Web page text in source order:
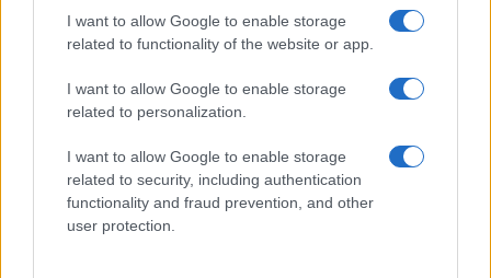
I want to allow Google to enable storage
related to functionality of the website or app.
I want to allow Google to enable storage
related to personalization.
I want to allow Google to enable storage
related to security, including authentication
functionality and fraud prevention, and other
user protection.
Costruire carriere con fondi UE: competenze digitali,
green e deep tech
Andrea Innocenti · 5 Ago 2026